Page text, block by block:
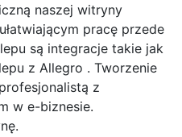
naszej witryny
pracę przede
są integracje takie jak
z Allegro . Tworzenie
z
w e-biznesie.